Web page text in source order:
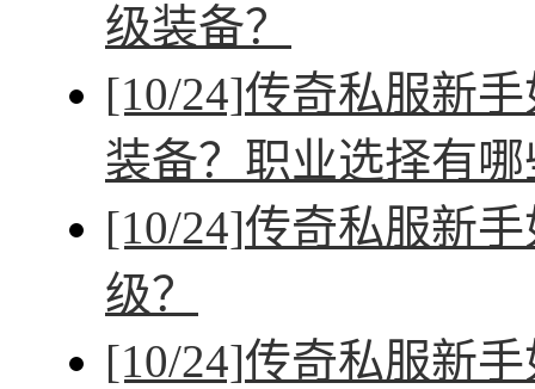
级装备？
[10/24]传奇私服新
装备？职业选择有
[10/24]传奇私服新
级？
[10/24]传奇私服新